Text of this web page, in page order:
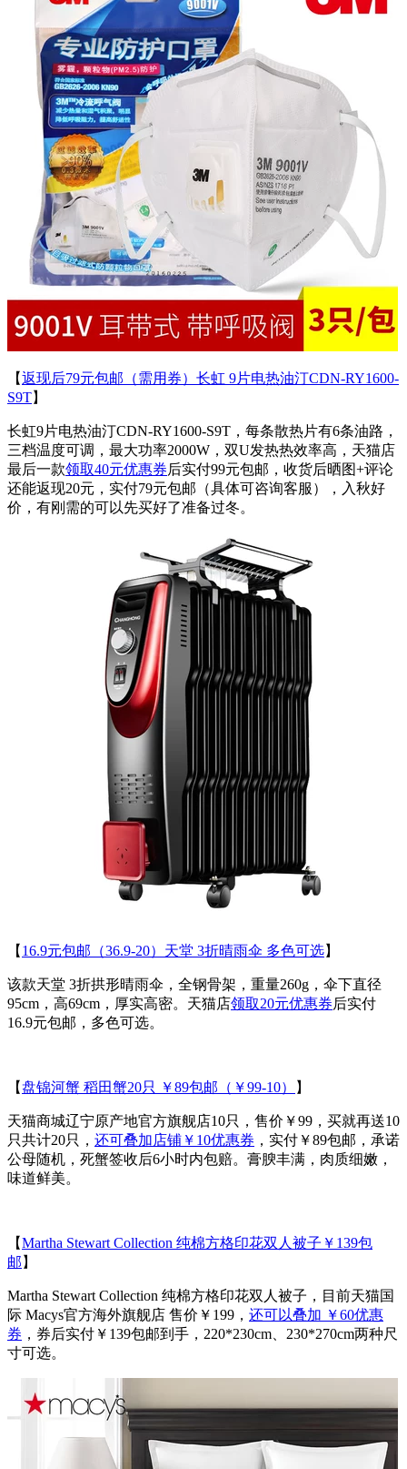
【返现后79元包邮（需用券）长虹 9片电热油汀CDN-RY1600-
S9T】
长虹9片电热油汀CDN-RY1600-S9T，每条散热片有6条油路，
三档温度可调，最大功率2000W，双U发热热效率高，天猫店
最后一款领取40元优惠券后实付99元包邮，收货后晒图+评论
还能返现20元，实付79元包邮（具体可咨询客服），入秋好
价，有刚需的可以先买好了准备过冬。
【 16.9元包邮（36.9-20）天堂 3折晴雨伞 多色可选】
该款天堂 3折拱形晴雨伞，全钢骨架，重量260g，伞下直径
95cm，高69cm，厚实高密。天猫店领取20元优惠券后实付
16.9元包邮，多色可选。
【盘锦河蟹 稻田蟹20只 ￥89包邮（￥99-10） 】
天猫商城辽宁原产地官方旗舰店10只，售价￥99，买就再送10
只共计20只， 还可叠加店铺￥10优惠券 ，实付￥89包邮，承诺
公母随机，死蟹签收后6小时内包赔。膏腴丰满，肉质细嫩，
味道鲜美。
【Martha Stewart Collection 纯棉方格印花双人被子￥139包
邮 】
Martha Stewart Collection 纯棉方格印花双人被子，目前天猫国
际 Macys官方海外旗舰店 售价￥199， 还可以叠加 ￥60优惠
券 ，券后实付￥139包邮到手，220*230cm、230*270cm两种尺
寸可选。